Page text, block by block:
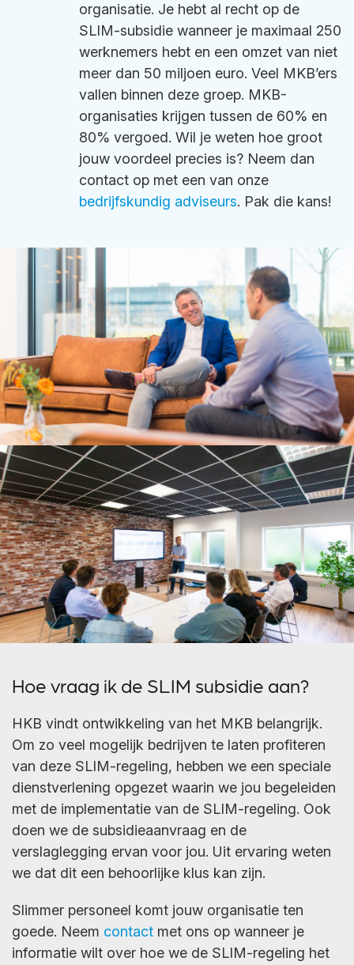
organisatie. Je hebt al recht op de
SLIM-subsidie wanneer je maximaal 250
werknemers hebt en een omzet van niet
meer dan 50 miljoen euro. Veel MKB’ers
vallen binnen deze groep. MKB-
organisaties krijgen tussen de 60% en
80% vergoed. Wil je weten hoe groot
jouw voordeel precies is? Neem dan
contact op met een van onze
bedrijfskundig adviseurs. Pak die kans!
Hoe vraag ik de SLIM subsidie aan?
HKB vindt ontwikkeling van het MKB belangrijk.
Om zo veel mogelijk bedrijven te laten profiteren
van deze SLIM-regeling, hebben we een speciale
dienstverlening opgezet waarin we jou begeleiden
met de implementatie van de SLIM-regeling. Ook
doen we de subsidieaanvraag en de
verslaglegging ervan voor jou. Uit ervaring weten
we dat dit een behoorlijke klus kan zijn.
Slimmer personeel komt jouw organisatie ten
goede. Neem contact met ons op wanneer je
informatie wilt over hoe we de SLIM-regeling het